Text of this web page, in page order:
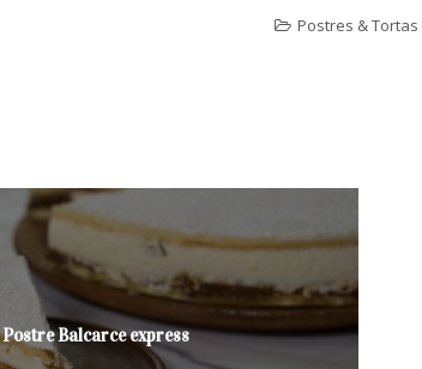
Postres & Tortas
Postre Balcarce express